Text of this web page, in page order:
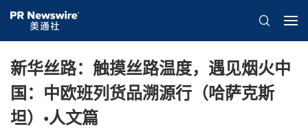
新华丝路：触摸丝路温度，遇见烟火中
国：中欧班列货品溯源行（哈萨克斯
坦）•人文篇